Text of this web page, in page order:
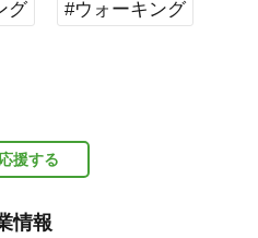
グ #ウォーキング
応援する
情報